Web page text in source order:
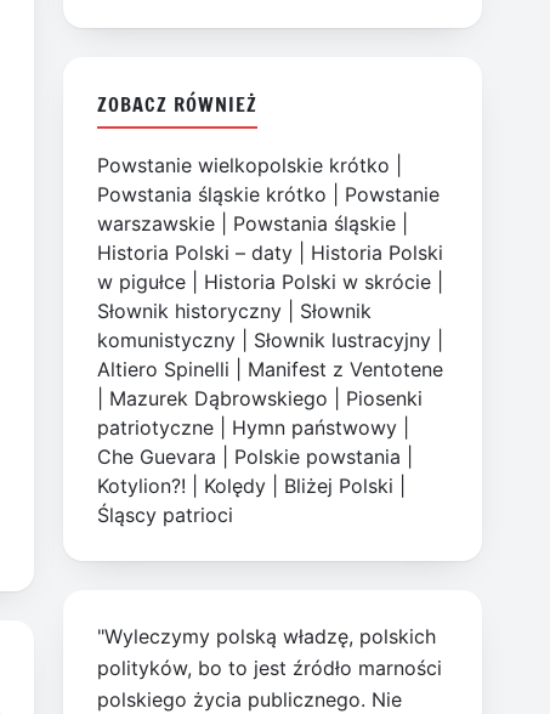
ZOBACZ RÓWNIEŻ
Powstanie wielkopolskie krótko
Powstania śląskie krótko
Powstanie
warszawskie
Powstania śląskie
Historia Polski – daty
Historia Polski
w pigułce
Historia Polski w skrócie
Słownik historyczny
Słownik
komunistyczny
Słownik lustracyjny
Altiero Spinelli
Manifest z Ventotene
Mazurek Dąbrowskiego
Piosenki
patriotyczne
Hymn państwowy
Che Guevara
Polskie powstania
Kotylion?!
Kolędy Bliżej Polski
Śląscy patrioci
"Wyleczymy polską władzę, polskich
polityków, bo to jest źródło marności
polskiego życia publicznego. Nie